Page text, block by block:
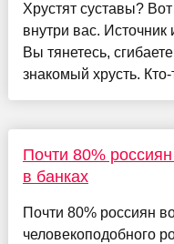
Хрустят суставы?
внутри вас.
Вы тянетесь,
знакомый хрусть.
Почти 80%
в банках
Почти 80% россиян
человекоподобного